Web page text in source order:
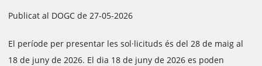
Publicat al DOGC de 27-05-2026
El període per presentar les sol·licituds és del 28 de maig al
18 de juny de 2026. El dia 18 de juny de 2026 es poden